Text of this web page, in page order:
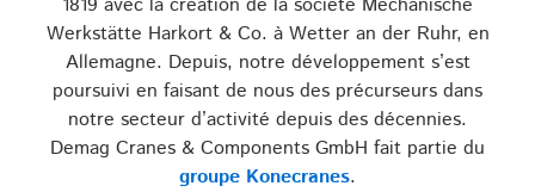
Werkstätte Harkort & Co. à Wetter an der Ruhr, en
Allemagne. Depuis, notre développement s’est
poursuivi en faisant de nous des précurseurs dans
notre secteur d’activité depuis des décennies.
Demag Cranes & Components GmbH fait partie du
groupe Konecranes.